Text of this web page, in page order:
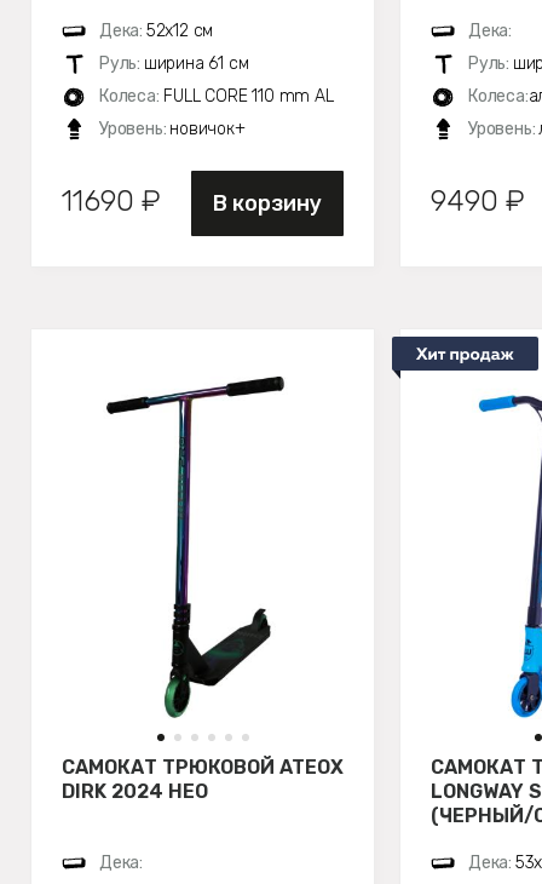
Дека: 52х12 см
Руль: ширина 61 см
Колеса: FULL CORE 110 mm AL
Уровень: новичок+
11690 ₽ В корзину
Дека:
Руль:
Колеса:
Уровень:
9490 ₽
САМОКАТ ТРЮКОВОЙ ATEOX
DIRK 2024 НЕО
Дека:
САМОКАТ
LONGWAY
(ЧЕРНЫЙ/
Дека: